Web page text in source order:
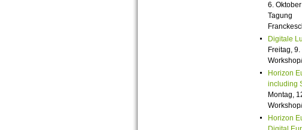
6.
Tagung
Digitale
Freitag,
Horizon
including
Montag,
Horizon